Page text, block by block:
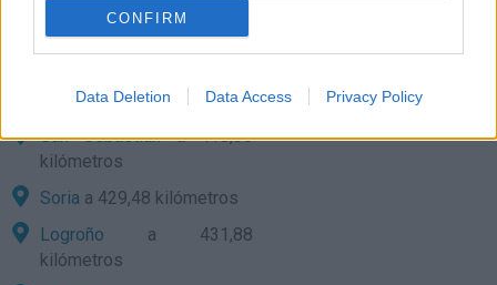
CONFIRM
Data Deletion Data Access Privacy Policy
a 369,38
kilómetros
kilómetros
San Sebastiána 418,88
kilómetros
Soria a 429,48 kilómetros
Logroño a 431,88
kilómetros